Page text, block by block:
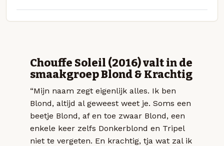
Chouffe Soleil (2016) valt in de
smaakgroep Blond & Krachtig
“Mijn naam zegt eigenlijk alles. Ik ben
Blond, altijd al geweest weet je. Soms een
beetje Blond, af en toe zwaar Blond, een
enkele keer zelfs Donkerblond en Tripel
niet te vergeten. En krachtig, tja wat zal ik